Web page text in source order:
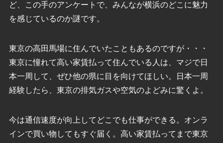
ど、この手のアンケートで、みんなが横浜のどこに魅力
を感じているのか謎です。
東京の高田馬場に住んでいたこともあるのですが・・・
東京に憧れて高い家賃払って住んでいる人は、マジで日
本一周して、ぜひ他の県に目を向けてほしい。日本一周
経験したら、東京の排気ガスや空気のよどみに驚くよ。
今は通信速度が向上してどこでも仕事ができる。オンラ
インで買い物してもすぐ届く。高い家賃払ってまで東京